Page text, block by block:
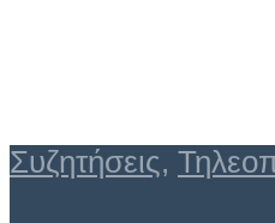
Συζητήσεις,